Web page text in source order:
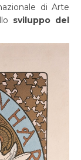
di Arte
sviluppo del